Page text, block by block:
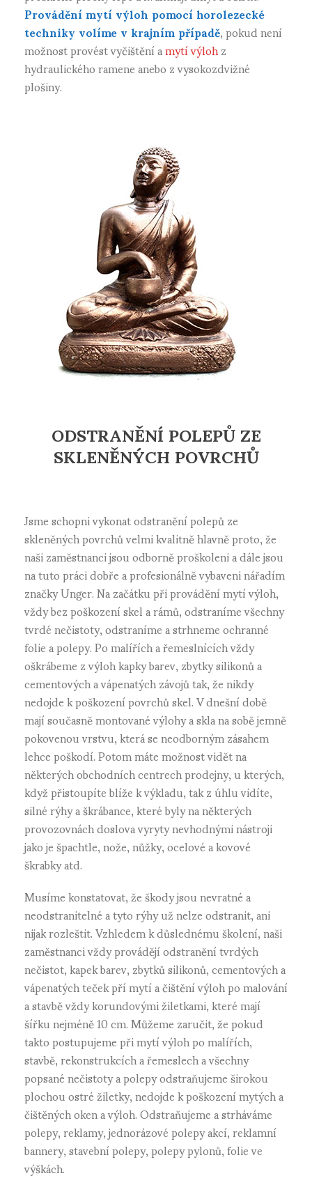
Provádění mytí výloh pomocí horolezecké
techniky volíme v krajním případě, pokud není
možnost provést vyčištění amytí výlohz
hydraulického ramene anebo z vysokozdvižné
plošiny.
ODSTRANĚNÍ POLEPŮ ZE
SKLENĚNÝCH POVRCHŮ
Jsme schopni vykonat odstranění polepů ze
skleněných povrchů velmi kvalitně hlavně proto, že
naši zaměstnanci jsou odborně proškoleni a dále jsou
na tuto práci dobře a profesionálně vybaveni nářadím
značky Unger. Na začátku při provádění mytí výloh,
vždy bez poškození skel a rámů, odstraníme všechny
tvrdé nečistoty, odstraníme a strhneme ochranné
folie a polepy. Po malířích a řemeslnících vždy
oškrábeme z výloh kapky barev, zbytky silikonů a
cementových a vápenatých závojů tak, že nikdy
nedojde k poškození povrchů skel. V dnešní době
mají současně montované výlohy a skla na sobě jemně
pokovenou vrstvu, která se neodborným zásahem
lehce poškodí. Potom máte možnost vidět na
některých obchodních centrech prodejny, u kterých,
když přistoupíte blíže k výkladu, tak z úhlu vidíte,
silné rýhy a škrábance, které byly na některých
provozovnách doslova vyryty nevhodnými nástroji
jako je špachtle, nože, nůžky, ocelové a kovové
škrabky atd.
Musíme konstatovat, že škody jsou nevratné a
neodstranitelné a tyto rýhy už nelze odstranit, ani
nijak rozleštit. Vzhledem k důslednému školení, naši
zaměstnanci vždy provádějí odstranění tvrdých
nečistot, kapek barev, zbytků silikonů, cementových a
vápenatých teček pří mytí a čištění výloh po malování
a stavbě vždy korundovými žiletkami, které mají
šířku nejméně 10 cm. Můžeme zaručit, že pokud
takto postupujeme při mytí výloh po malířích,
stavbě, rekonstrukcích a řemeslech a všechny
popsané nečistoty a polepy odstraňujeme širokou
plochou ostré žiletky, nedojde k poškození mytých a
čištěných oken a výloh. Odstraňujeme a strháváme
polepy, reklamy, jednorázové polepy akcí, reklamní
bannery, stavební polepy, polepy pylonů, folie ve
výškách.